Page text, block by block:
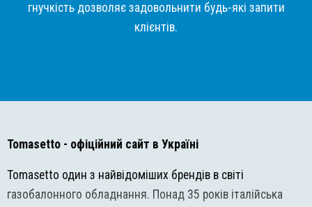
гнучкість дозволяє задовольнити будь-які запити
клієнтів.
Tomasetto - офіційний сайт в Україні
Tomasetto один з найвідоміших брендів в світі
газобалонного обладнання. Понад 35 років італійська